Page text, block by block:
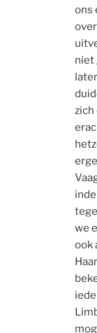
ons
niet
zich
we
ook